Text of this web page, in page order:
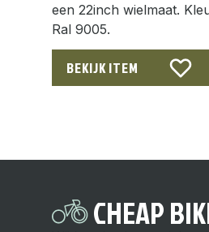
een 22inch wielmaat.
Ral 9005.
BEKIJK ITEM
CHEAP